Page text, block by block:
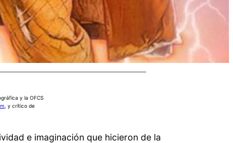
y la OFCS
, y crítico de
e imaginación que hicieron de la